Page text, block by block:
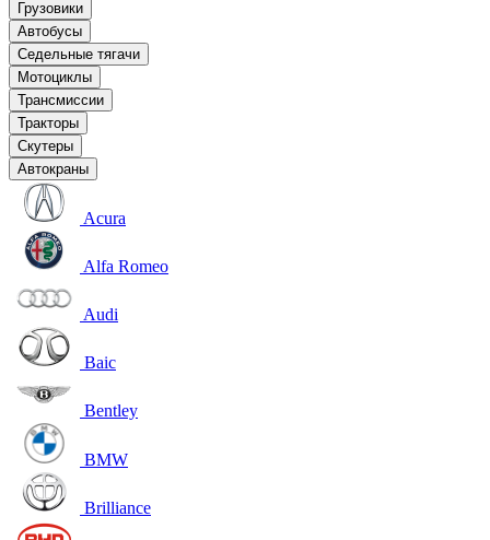
Грузовики
Автобусы
Седельные тягачи
Мотоциклы
Трансмиссии
Тракторы
Скутеры
Автокраны
Acura
Alfa Romeo
Audi
Baic
Bentley
BMW
Brilliance